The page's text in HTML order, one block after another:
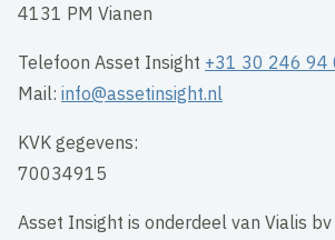
4131 PM Vianen
Telefoon Asset Insight +31 30 246 94
Mail:info@assetinsight.nl
KVK gegevens:
70034915
Asset Insight is onderdeel van Vialis bv